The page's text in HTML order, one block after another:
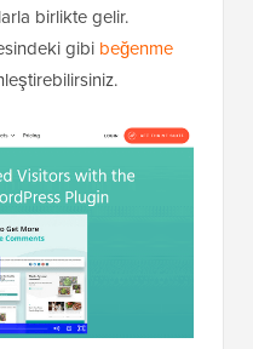
birlikte gelir.
gibi beğenme